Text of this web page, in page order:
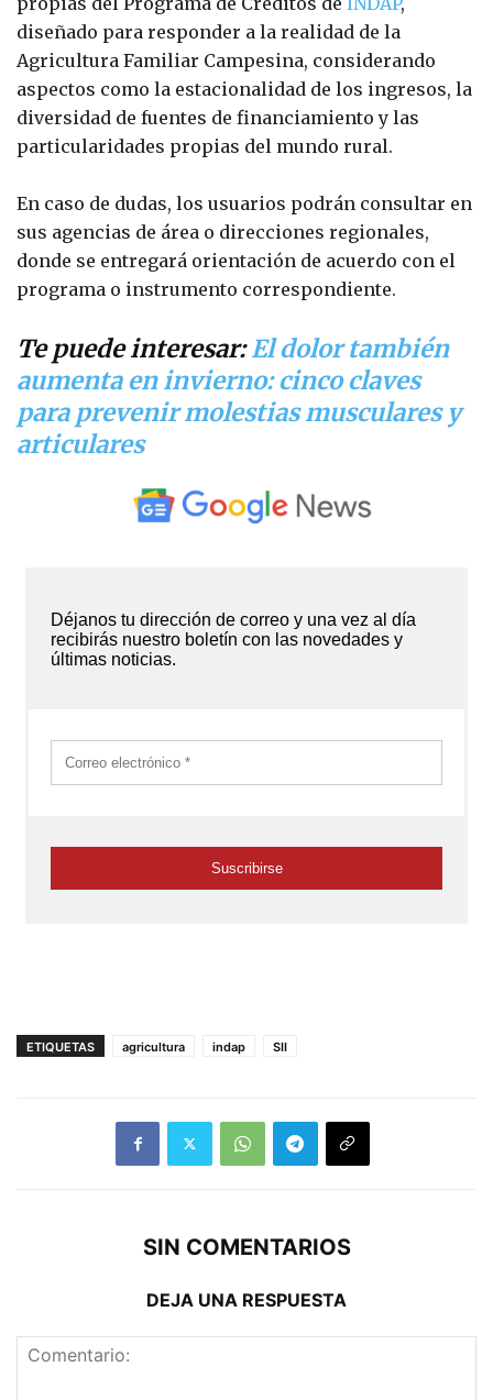
diseñado para responder a la realidad de la
Agricultura Familiar Campesina, considerando
aspectos como la estacionalidad de los ingresos, la
diversidad de fuentes de financiamiento y las
particularidades propias del mundo rural.
En caso de dudas, los usuarios podrán consultar en
sus agencias de área o direcciones regionales,
donde se entregará orientación de acuerdo con el
programa o instrumento correspondiente.
Te puede interesar:El dolor también
aumenta en invierno: cinco claves
para prevenir molestias musculares y
articulares
ETIQUETAS agricultura indap SII
SIN COMENTARIOS
DEJA UNA RESPUESTA